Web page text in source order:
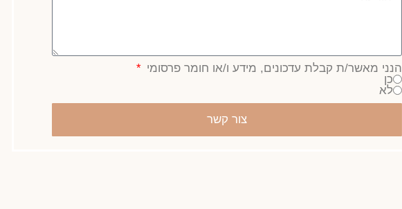
הנני מאשר/ת קבלת עדכונים, מידע ו/או חומר פרסומי
כן
לא
צור קשר